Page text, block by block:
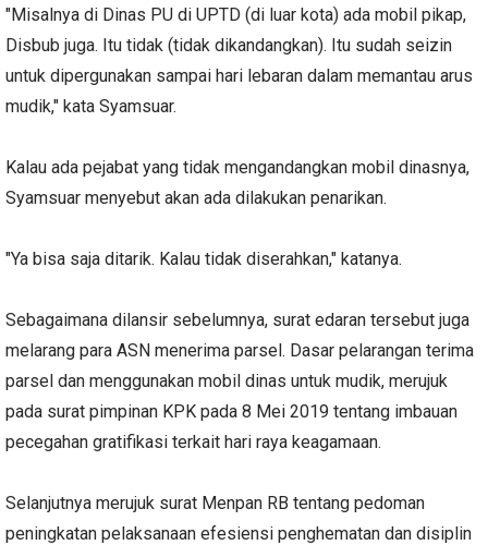
"Misalnya di Dinas PU di UPTD (di luar kota) ada mobil pikap,
Disbub juga. Itu tidak (tidak dikandangkan). Itu sudah seizin
untuk dipergunakan sampai hari lebaran dalam memantau arus
mudik," kata Syamsuar.
Kalau ada pejabat yang tidak mengandangkan mobil dinasnya,
Syamsuar menyebut akan ada dilakukan penarikan.
"Ya bisa saja ditarik. Kalau tidak diserahkan," katanya.
Sebagaimana dilansir sebelumnya, surat edaran tersebut juga
melarang para ASN menerima parsel. Dasar pelarangan terima
parsel dan menggunakan mobil dinas untuk mudik, merujuk
pada surat pimpinan KPK pada 8 Mei 2019 tentang imbauan
pecegahan gratifikasi terkait hari raya keagamaan.
Selanjutnya merujuk surat Menpan RB tentang pedoman
peningkatan pelaksanaan efesiensi penghematan dan disiplin